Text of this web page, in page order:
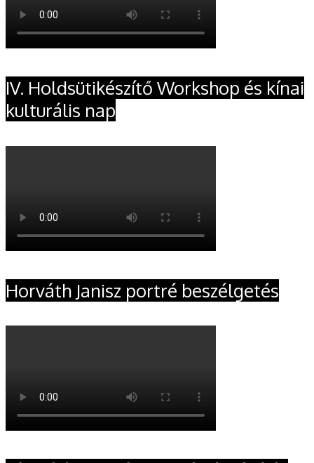
IV. Holdsütikészítő Workshop és kínai
kulturális nap
Horváth Janisz portré beszélgetés